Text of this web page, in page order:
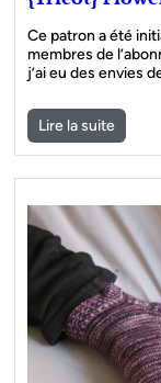
Ce patron a été
membres de
j’ai eu des envies
Lire la suite